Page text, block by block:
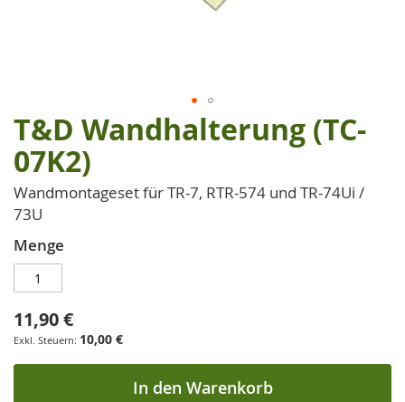
Zum
Anfang
der
Bildgalerie
springen
T&D Wandhalterung (TC-
07K2)
Wandmontageset für TR-7, RTR-574 und TR-74Ui /
73U
Menge
11,90 €
10,00 €
In den Warenkorb